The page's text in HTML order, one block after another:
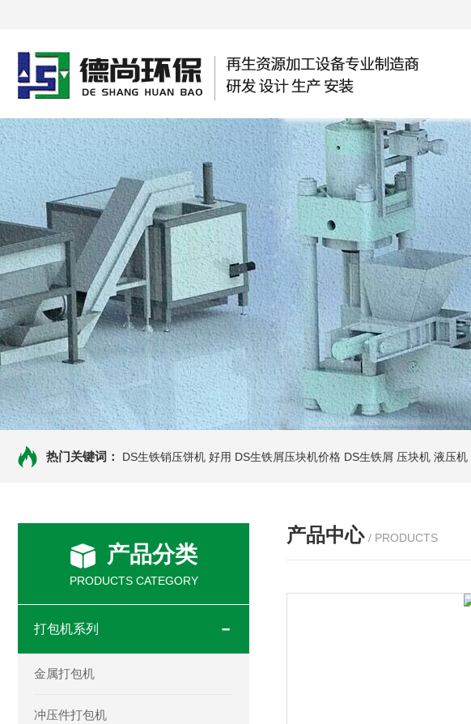
热门关键词： DS生铁销压饼机 好用 DS生铁屑压块机价格 DS生铁屑 压块机 液压机
产品分类
PRODUCTS CATEGORY
打包机系列
金属打包机
冲压件打包机
产品中心 / PRODUCTS